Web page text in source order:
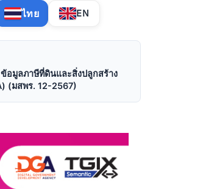
ไทย EN
อมูลภาษีที่ดินและสิ่งปลูกสร้าง
(มสพร. 12-2567)